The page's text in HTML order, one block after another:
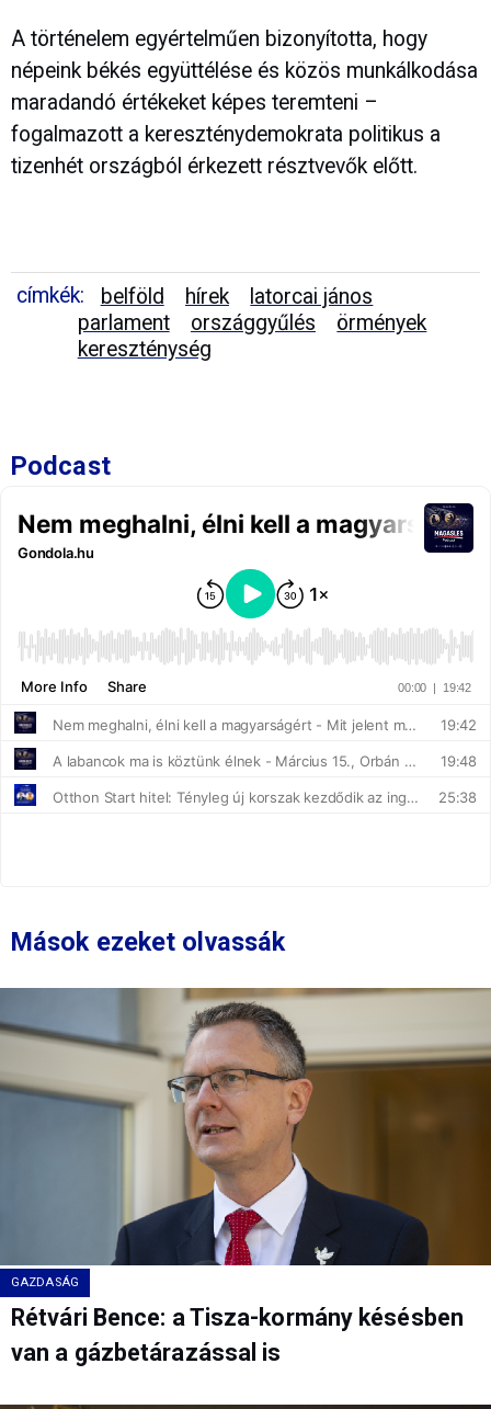
A történelem egyértelműen bizonyította, hogy
népeink békés együttélése és közös munkálkodása
maradandó értékeket képes teremteni –
fogalmazott a kereszténydemokrata politikus a
tizenhét országból érkezett résztvevők előtt.
címkék: belföld hírek
latorcai jános
parlament
országgyűlés
örmények
kereszténység
Podcast
Mások ezeket olvassák
GAZDASÁG
Rétvári Bence: a Tisza-kormány késésben
van a gázbetárazással is